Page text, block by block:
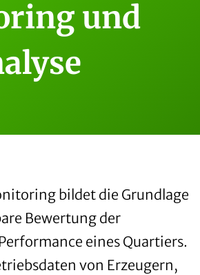
und
bildet die Grundlage
Bewertung der
eines Quartiers.
von Erzeugern,